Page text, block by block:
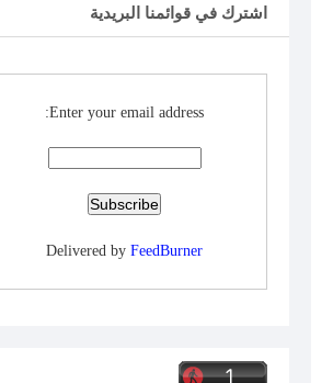
اشترك في قوائمنا البريدية
Enter your email address:
Delivered byFeedBurner